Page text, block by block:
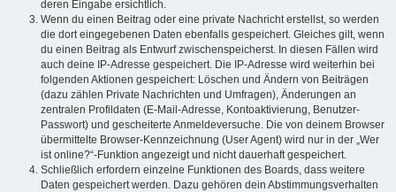
deren Eingabe ersichtlich.
Wenn du einen Beitrag oder eine private Nachricht erstellst, so werden
die dort eingegebenen Daten ebenfalls gespeichert. Gleiches gilt, wenn
du einen Beitrag als Entwurf zwischenspeicherst. In diesen Fällen wird
auch deine IP-Adresse gespeichert. Die IP-Adresse wird weiterhin bei
folgenden Aktionen gespeichert: Löschen und Ändern von Beiträgen
(dazu zählen Private Nachrichten und Umfragen), Änderungen an
zentralen Profildaten (E-Mail-Adresse, Kontoaktivierung, Benutzer-
Passwort) und gescheiterte Anmeldeversuche. Die von deinem Browser
übermittelte Browser-Kennzeichnung (User Agent) wird nur in der „Wer
ist online?“-Funktion angezeigt und nicht dauerhaft gespeichert.
Schließlich erfordern einzelne Funktionen des Boards, dass weitere
Daten gespeichert werden. Dazu gehören dein Abstimmungsverhalten